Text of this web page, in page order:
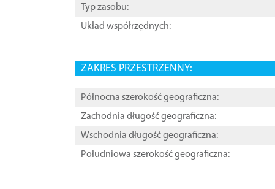
Typ zasobu:
Układ współrzędnych:
ZAKRES PRZESTRZENNY:
Północna szerokość geograficzna:
Zachodnia długość geograficzna:
Wschodnia długość geograficzna:
Południowa szerokość geograficzna: